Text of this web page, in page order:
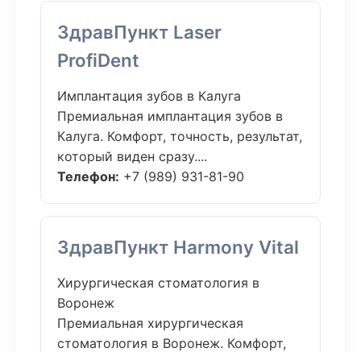
ЗдравПункт Laser
ProfiDent
Имплантация зубов в Калуга
Премиальная имплантация зубов в
Калуга. Комфорт, точность, результат,
который виден сразу....
Телефон: +7 (989) 931-81-90
ЗдравПункт Harmony Vital
Хирургическая стоматология в
Воронеж
Премиальная хирургическая
стоматология в Воронеж. Комфорт,